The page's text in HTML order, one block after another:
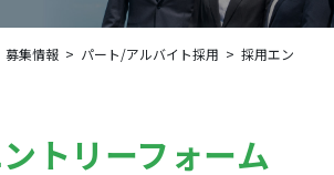
募集情報 パート/アルバイト採用
採用エン
トリーフォーム